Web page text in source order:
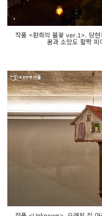
작품 <환희의 불꽃 ver.1>. 당현
꿈과 소망도 활짝